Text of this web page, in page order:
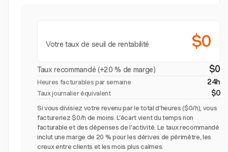
Votre taux de seuil de rentabilité $0
Taux recommandé (+20 % de marge) $0
Heures facturables par semaine 24h
Taux journalier équivalent $0
Si vous divisiez votre revenu par le total d’heures ($0/h), vous
factureriez $0/h de moins. L’écart vient du temps non
facturable et des dépenses de l’activité. Le taux recommandé
inclut une marge de 20 % pour les dérives de périmètre, les
creux entre clients et les mois plus calmes.